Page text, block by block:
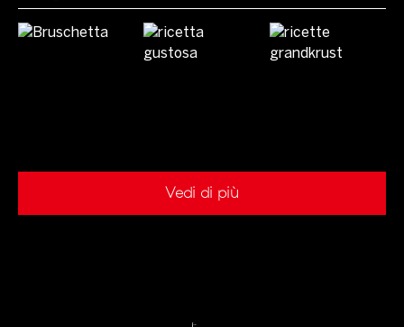
Vedi di più